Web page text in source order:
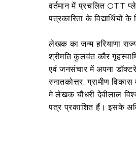
वर्तमान में प्रचलित OTT
पत्रकारिता के विद्यार्थियों के
लेखक का जन्म हरियाणा
श्रीमति कुलवंत कौर
एवं जनसंचार में अपना
स्नातकोत्तर, ग्रामीण
मे लेखक चौधरी देवीलाल
पत्र प्रकाशित हैं। इसके